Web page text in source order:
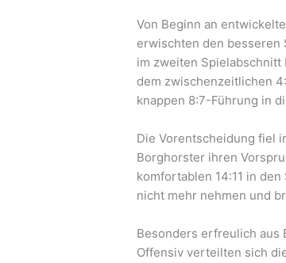
Von Beginn an
erwischten den besseren
im zweiten Spielabschnitt
dem zwischenzeitlichen
knappen 8:7-Führung in
Die Vorentscheidung fiel
Borghorster ihren
komfortablen 14:11 in
nicht mehr nehmen und
Besonders erfreulich aus
Offensiv verteilten sich